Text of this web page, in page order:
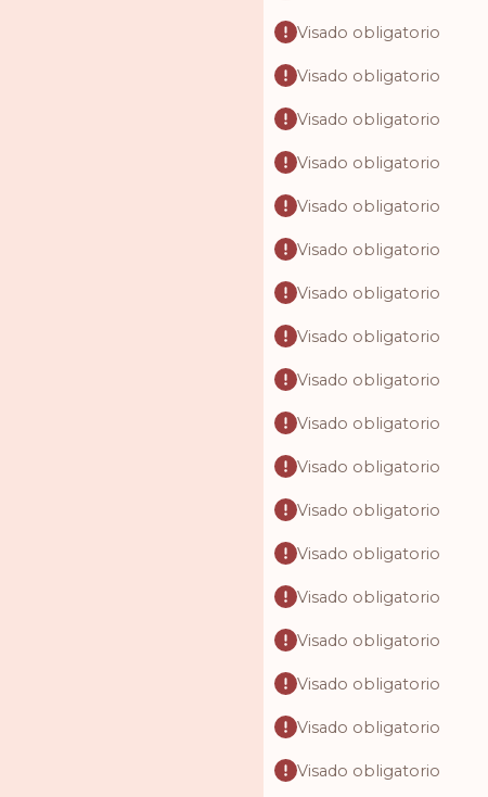
Visado obligatorio
Visado obligatorio
Visado obligatorio
Visado obligatorio
Visado obligatorio
Visado obligatorio
Visado obligatorio
Visado obligatorio
Visado obligatorio
Visado obligatorio
Visado obligatorio
Visado obligatorio
Visado obligatorio
Visado obligatorio
Visado obligatorio
Visado obligatorio
Visado obligatorio
Visado obligatorio